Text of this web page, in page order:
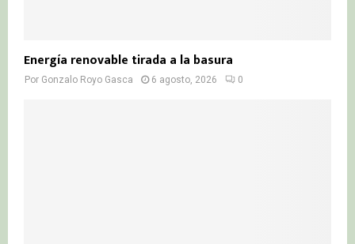
Energía renovable tirada a la basura
Por Gonzalo Royo Gasca 6 agosto, 2026 0